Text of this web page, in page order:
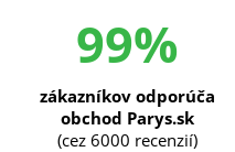
99%
zákazníkov odporúča
obchod Parys.sk
(cez 6000 recenzií)